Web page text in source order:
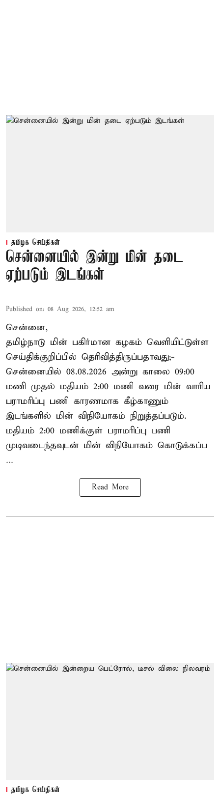
தமிழக செய்திகள்
சென்னையில் இன்று மின் தடை
ஏற்படும் இடங்கள்
Published on: 08 Aug 2026, 12:52 am
சென்னை,
தமிழ்நாடு மின் பகிர்மான கழகம் வெளியிட்டுள்ள
செய்திக்குறிப்பில் தெரிவித்திருப்பதாவது;-
சென்னையில் 08.08.2026 அன்று காலை 09:00
மணி முதல் மதியம் 2:00 மணி வரை மின் வாரிய
பராமரிப்பு பணி காரணமாக கீழ்காணும்
இடங்களில் மின் விநியோகம் நிறுத்தப்படும்.
மதியம் 2:00 மணிக்குள் பராமரிப்பு பணி
முடிவடைந்தவுடன் மின் விநியோகம் கொடுக்கப்ப
...
Read More
தமிழக செய்திகள்